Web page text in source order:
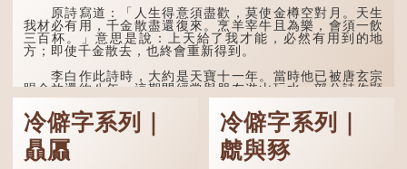
原詩寫道：「人生得意須盡歡，莫使金樽空對月。天生
我材必有用，千金散盡還復來。烹羊宰牛且為樂，會須一飲
三百杯。」意思是說：上天給了我才能，必然有用到的地
方；即使千金散去，也終會重新得到。
李白作此詩時，大約是天寶十一年。當時他已被唐玄宗
賜金放還約八年，這期間經常與朋友遊山玩水，部分詩作顯
露出懷才...
冷僻字系列｜
贔屭
冷僻字系列｜
虤與豩